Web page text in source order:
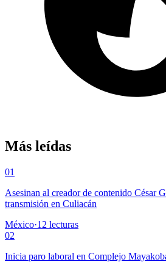
Más leídas
01
Asesinan al creador de contenido César
transmisión en Culiacán
México·12 lecturas
02
Inicia paro laboral en Complejo